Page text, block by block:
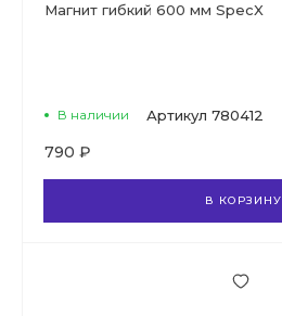
Магнит гибкий 600 мм SpecX
В наличии Артикул 780412
790 ₽
В КОРЗИНУ